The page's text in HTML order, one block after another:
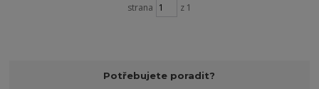
strana z 1
Potřebujete poradit?